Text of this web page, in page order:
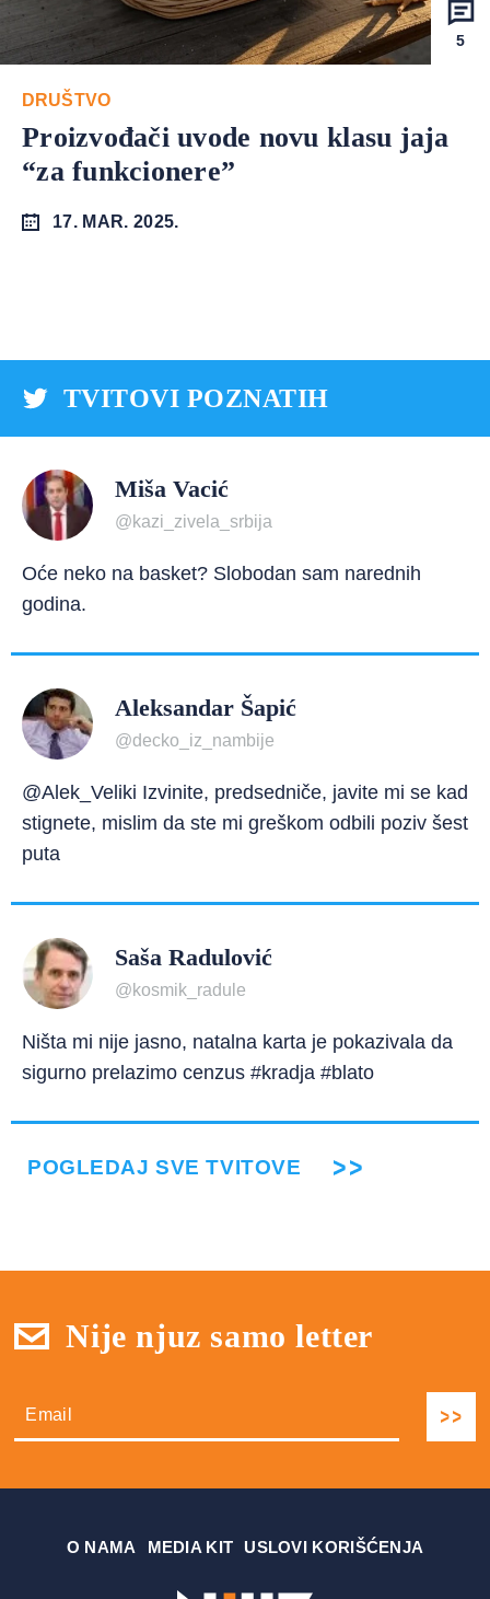
5
DRUŠTVO
Proizvođači uvode novu klasu jaja
“za funkcionere”
17. MAR. 2025.
TVITOVI POZNATIH
Miša Vacić
@kazi_zivela_srbija
Oće neko na basket? Slobodan sam narednih
godina.
Aleksandar Šapić
@decko_iz_nambije
@Alek_Veliki Izvinite, predsedniče, javite mi se kad
stignete, mislim da ste mi greškom odbili poziv šest
puta
Saša Radulović
@kosmik_radule
Ništa mi nije jasno, natalna karta je pokazivala da
sigurno prelazimo cenzus #kradja #blato
POGLEDAJ SVE TVITOVE
Nije njuz samo letter
О NAMA MEDIA KIT USLOVI KORIŠĆENJA